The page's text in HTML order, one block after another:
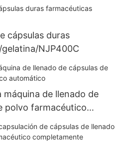
cápsulas duras
NJP400C
máquina de llenado de
polvo farmacéutico